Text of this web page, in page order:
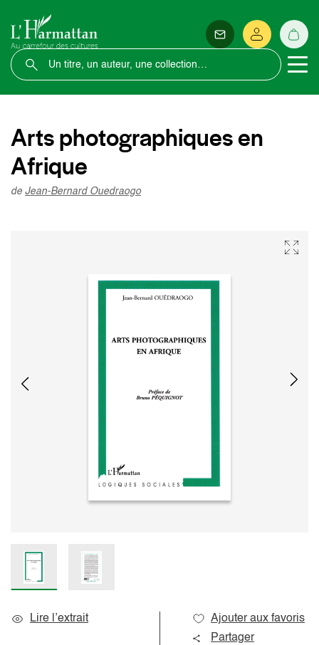
Arts photographiques en
Afrique
de Jean-Bernard Ouedraogo
Lire l’extrait
Ajouter aux favoris
Partager